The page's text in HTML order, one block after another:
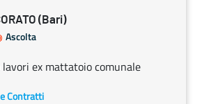
(Bari)
Ascolta
ex mattatoio comunale
Contratti